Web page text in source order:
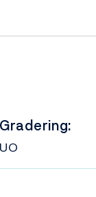
Gradering:
UO